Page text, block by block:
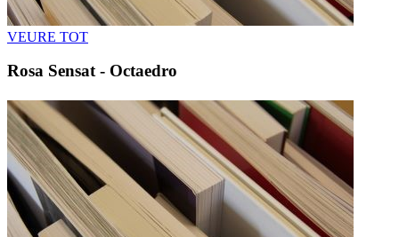
VEURE TOT
Rosa Sensat - Octaedro